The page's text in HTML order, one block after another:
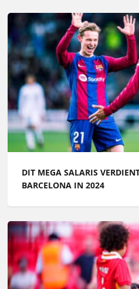
DIT MEGA SALARIS
BARCELONA IN 2024